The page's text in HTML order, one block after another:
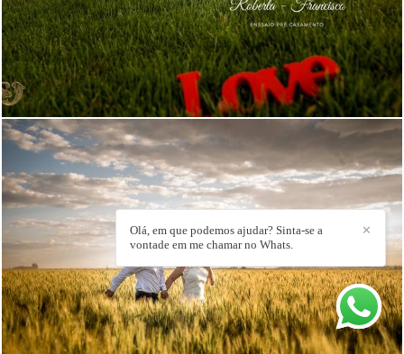
3971 45
3299 5
✕
Olá, em que podemos ajudar? Sinta-se a
vontade em me chamar no Whats.